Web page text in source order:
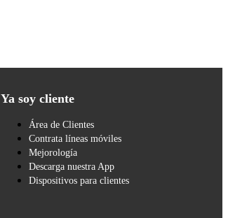
Ya soy cliente
Área de Clientes
Contrata líneas móviles
Mejorología
Descarga nuestra App
Dispositivos para clientes